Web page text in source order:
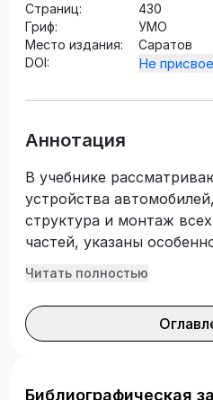
Страниц:
430
Гриф:
УМО
Место издания:
Саратов
DOI:
Не
Аннотация
В учебнике
устройства
структура и монтаж
частей, указаны
систем и механизмов
приведены
схемы, дополняющие
образовательного
Читать полностью
Библиографическая